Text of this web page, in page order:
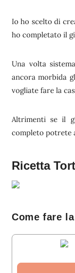
Io ho scelto di
ho completato il
Una volta
ancora morbida
vogliate fare la
Altrimenti se il
completo potrete
Ricetta
Come fare